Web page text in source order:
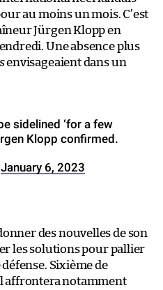
au moins un mois. C’est
Jürgen Klopp en
Une absence plus
envisageaient dans un
sidelined ‘for a few
Klopp confirmed.
January 6, 2023
des nouvelles de son
les solutions pour pallier
défense. Sixième de
affrontera notamment